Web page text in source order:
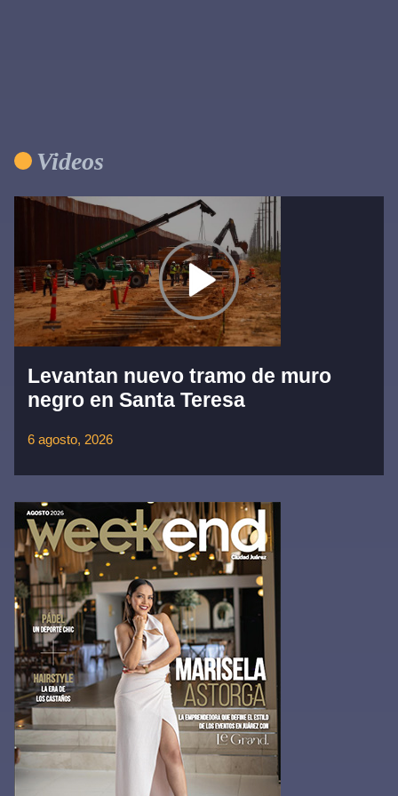
Videos
Levantan nuevo tramo de muro
negro en Santa Teresa
6 agosto, 2026